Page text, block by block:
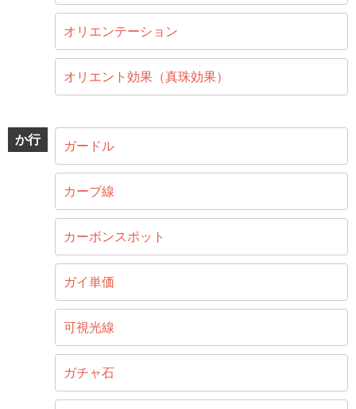
オリエンテーション
オリエント効果（真珠効果）
か行 ガードル
カーブ線
カーボンスポット
ガイ単価
可視光線
ガチャ石